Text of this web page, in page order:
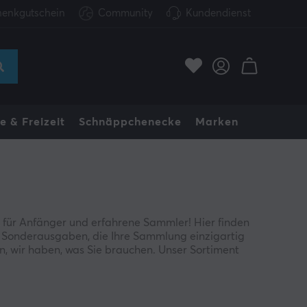
Community Kundendienst
& Freizeit Schnäppchenecke Marken
Anfänger und erfahrene Sammler! Hier finden
die Ihre Sammlung einzigartig
wir haben, was Sie brauchen. Unser Sortiment
Oh!-Sammlung immer vollständig und aktuell